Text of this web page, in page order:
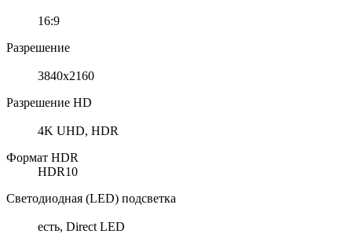
16:9
Разрешение
3840x2160
Разрешение HD
4K UHD, HDR
Формат HDR
HDR10
Светодиодная (LED) подсветка
есть, Direct LED